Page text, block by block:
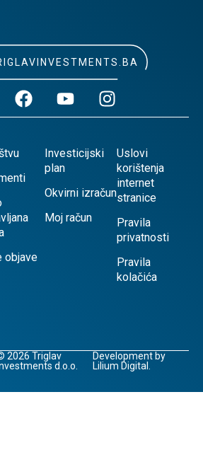
objave
Investicijski
plan
Okvirni izračun
Moj račun
Uslovi
korištenja
internet
stranice
Pravila
privatnosti
Pravila
kolačića
2026 Triglav
d.o.o.
Development by
Lilium Digital.